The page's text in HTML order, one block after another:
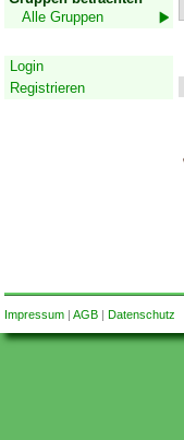
Alle Gruppen
Login
Registrieren
Impressum| AGB| Datenschutz